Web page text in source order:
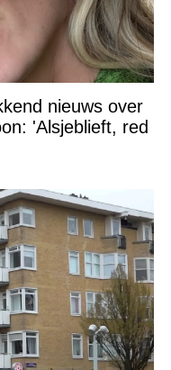
nieuws over
'Alsjeblieft, red